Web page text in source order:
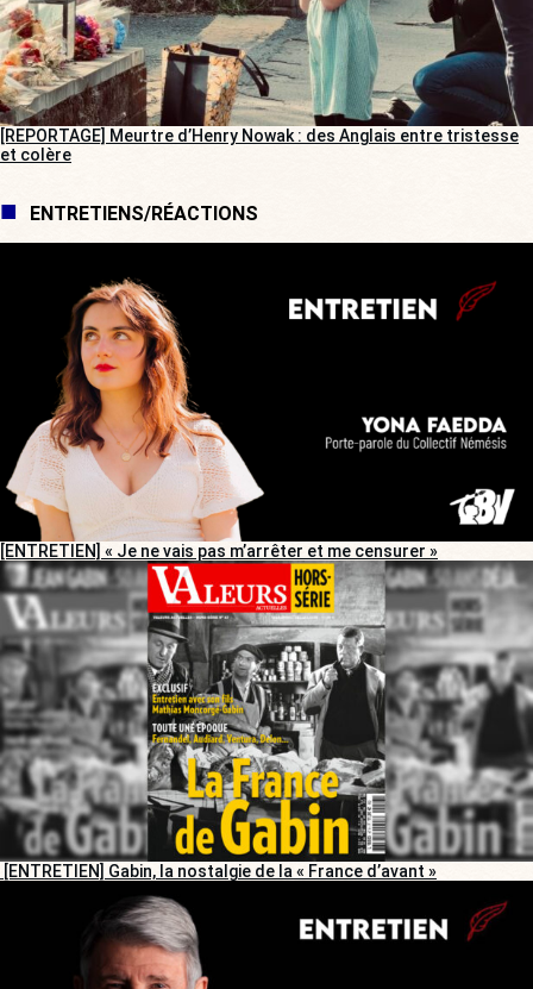
[REPORTAGE] Meurtre d’Henry Nowak : des Anglais entre tristesse
et colère
ENTRETIENS/RÉACTIONS
[ENTRETIEN] « Je ne vais pas m’arrêter et me censurer »
[ENTRETIEN] Gabin, la nostalgie de la « France d’avant »